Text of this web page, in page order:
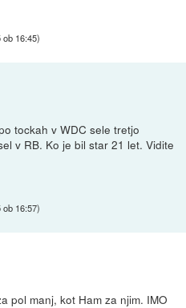
ob 16:45)
tockah v WDC sele tretjo
v RB. Ko je bil star 21 let. Vidite
ob 16:57)
pol manj, kot Ham za njim. IMO